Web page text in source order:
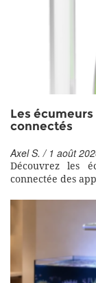
Les
connectés
Axel S. / 1 août
Découvrez les
connectée des